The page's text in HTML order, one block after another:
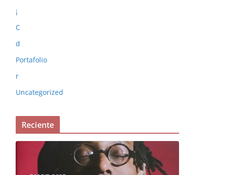
¡
C
d
Portafolio
r
Uncategorized
Reciente